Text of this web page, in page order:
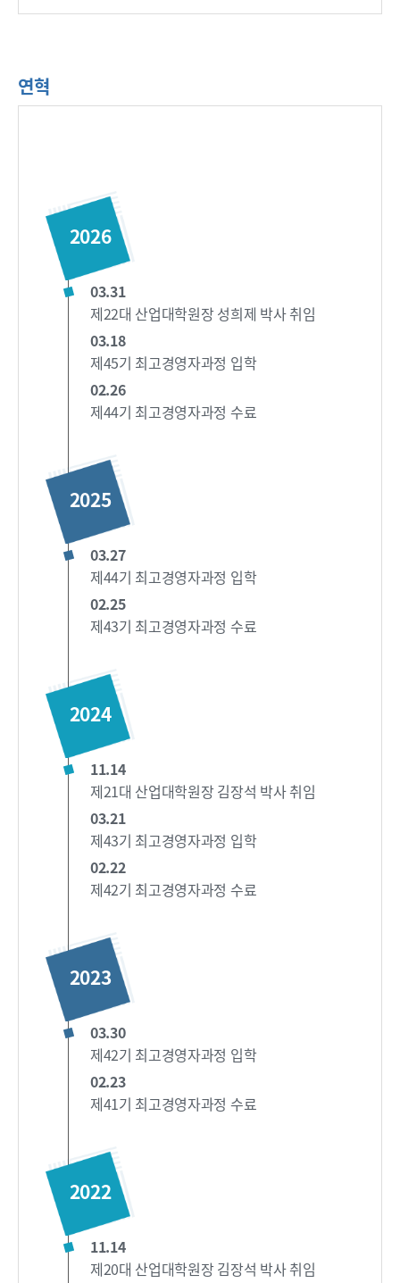
연혁
2026
03.31
제22대 산업대학원장 성희제 박사 취임
03.18
제45기 최고경영자과정 입학
02.26
제44기 최고경영자과정 수료
2025
03.27
제44기 최고경영자과정 입학
02.25
제43기 최고경영자과정 수료
2024
11.14
제21대 산업대학원장 김장석 박사 취임
03.21
제43기 최고경영자과정 입학
02.22
제42기 최고경영자과정 수료
2023
03.30
제42기 최고경영자과정 입학
02.23
제41기 최고경영자과정 수료
2022
11.14
제20대 산업대학원장 김장석 박사 취임